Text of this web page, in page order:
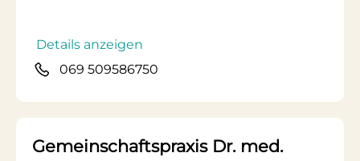
Details anzeigen
069 509586750
Gemeinschaftspraxis Dr. med.